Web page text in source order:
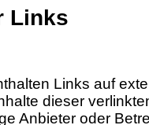
Links
Links auf
dieser
Anbieter oder